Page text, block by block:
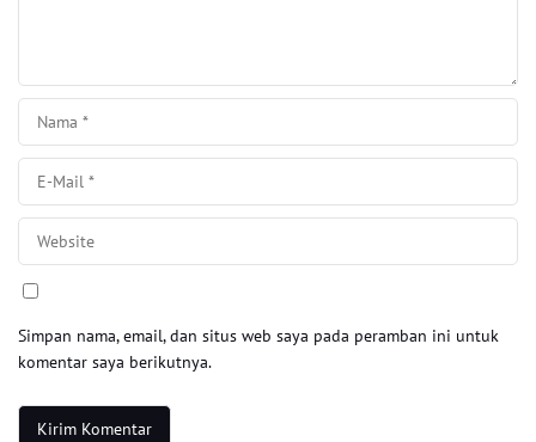
Simpan nama, email, dan situs web saya pada peramban ini untuk
komentar saya berikutnya.